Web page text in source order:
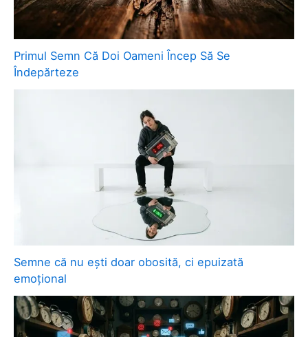
Primul Semn Că Doi Oameni Încep Să Se
Îndepărteze
Semne că nu ești doar obosită, ci epuizată
emoțional